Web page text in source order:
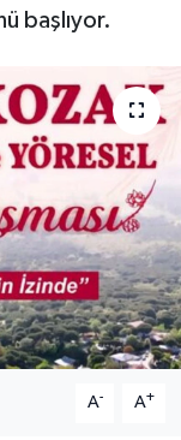
başlıyor.
A- A+